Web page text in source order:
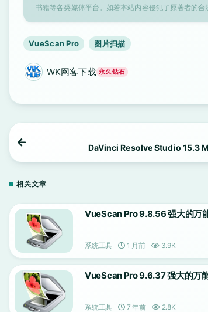
书籍等各类媒体平台。如若本站内容侵犯了原著者的合
VueScan Pro 图片扫描
WK网客下载 永久钻石
DaVinci Resolve Studio 15.3
相关文章
VueScan Pro 9.8.56 强大的万
系统工具 1 月前 3.9K
VueScan Pro 9.6.37 强大的万
系统工具 7 年前 2.8K